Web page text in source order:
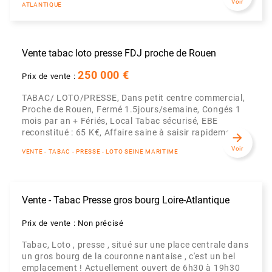
ATLANTIQUE
Voir
Vente tabac loto presse FDJ proche de Rouen
Prix de vente :250 000 €
TABAC/ LOTO/PRESSE, Dans petit centre commercial,
Proche de Rouen, Fermé 1.5jours/semaine, Congés 1
mois par an + Fériés, Local Tabac sécurisé, EBE
reconstitué : 65 K€, Affaire saine à saisir rapidement
VENTE - TABAC - PRESSE - LOTO SEINE MARITIME
arrow_forward
Voir
Vente - Tabac Presse gros bourg Loire-Atlantique
Prix de vente : Non précisé
Tabac, Loto , presse , situé sur une place centrale dans
un gros bourg de la couronne nantaise , c'est un bel
emplacement ! Actuellement ouvert de 6h30 à 19h30